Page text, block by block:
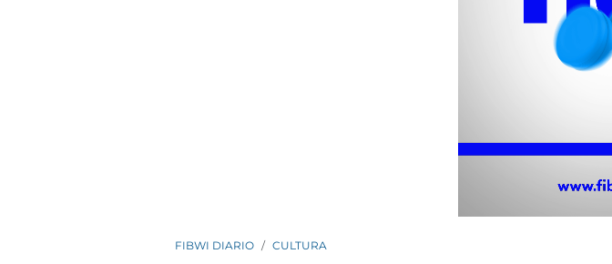
FIBWI DIARIO CULTURA